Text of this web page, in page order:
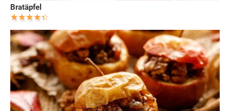
Bratäpfel